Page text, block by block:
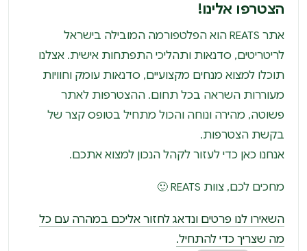
הצטרפו אלינו!
אתר REATS הוא הפלטפורמה המובילה בישראל
לריטריטים, סדנאות ותהליכי התפתחות אישית. אצלנו
תוכלו למצוא מנחים מקצועיים, סדנאות עומק וחוויות
מעוררות השראה בכל תחום. ההצטרפות לאתר
פשוטה, מהירה ונוחה והכול מתחיל בטופס קצר של
בקשת הצטרפות.
אנחנו כאן כדי לעזור לקהל הנכון למצוא אתכם.
מחכים לכם, צוות REATS 🙂
השאירו לנו פרטים ונדאג לחזור אליכם במהרה עם כל
מה שצריך כדי להתחיל.